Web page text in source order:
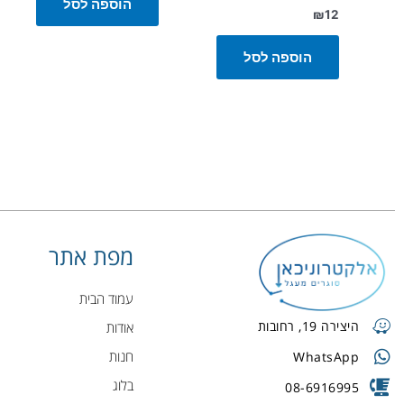
₪12
הוספה לסל
הוספה לסל
היצירה 19, רחובות
WhatsApp
08-6916995
מפת אתר
עמוד הבית
אודות
חנות
בלוג